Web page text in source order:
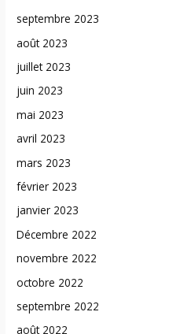
septembre 2023
août 2023
juillet 2023
juin 2023
mai 2023
avril 2023
mars 2023
février 2023
janvier 2023
Décembre 2022
novembre 2022
octobre 2022
septembre 2022
août 2022